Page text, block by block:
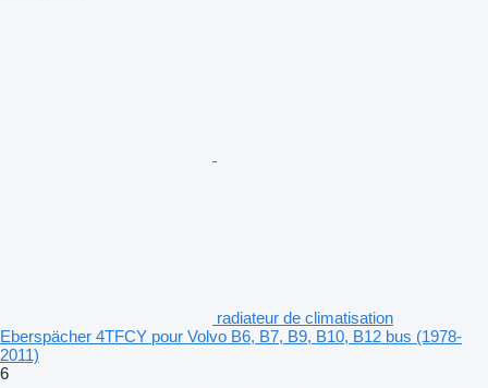
radiateur de climatisation
Eberspächer 4TFCY pour Volvo B6, B7, B9, B10, B12 bus (1978-
2011)
6